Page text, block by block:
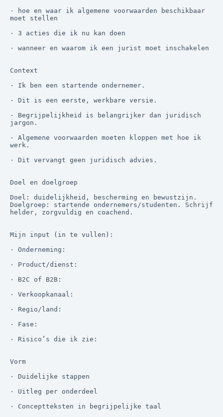
· hoe en waar ik algemene voorwaarden beschikbaar
moet stellen
· 3 acties die ik nu kan doen
· wanneer en waarom ik een jurist moet inschakelen
Context
· Ik ben een startende ondernemer.
· Dit is een eerste, werkbare versie.
· Begrijpelijkheid is belangrijker dan juridisch
jargon.
· Algemene voorwaarden moeten kloppen met hoe ik
werk.
· Dit vervangt geen juridisch advies.
Doel en doelgroep
Doel: duidelijkheid, bescherming en bewustzijn.
Doelgroep: startende ondernemers/studenten. Schrijf
helder, zorgvuldig en coachend.
Mijn input (in te vullen):
· Onderneming:
· Product/dienst:
· B2C of B2B:
· Verkoopkanaal:
· Regio/land:
· Fase:
· Risico’s die ik zie:
Vorm
· Duidelijke stappen
· Uitleg per onderdeel
· Conceptteksten in begrijpelijke taal